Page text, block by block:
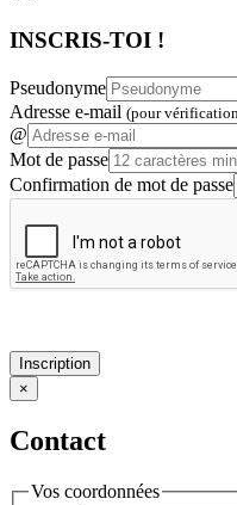
INSCRIS-TOI !
Pseudonyme
Adresse e-mail (pour
@
Mot de passe
Confirmation de mot de passe
Inscription
×
Contact
Vos coordonnées